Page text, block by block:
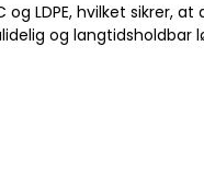
LDPE, hvilket sikrer, at
og langtidsholdbar